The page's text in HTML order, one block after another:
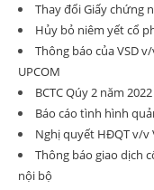
Thay đổi Giấy chứng
Hủy bỏ niêm yết cổ
Thông báo của VSD
UPCOM
BCTC Qúy 2 năm
Báo cáo tình hình
Nghị quyết HĐQT v/v
Thông báo giao dịch
nội bộ